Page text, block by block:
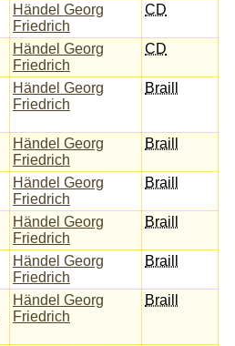
Händel Georg
Friedrich
CD
Händel Georg
Friedrich
CD
Händel Georg
Friedrich
Braill
Händel Georg
Friedrich
Braill
Händel Georg
Friedrich
Braill
Händel Georg
Friedrich
Braill
Händel Georg
Friedrich
Braill
Händel Georg
Friedrich
Braill